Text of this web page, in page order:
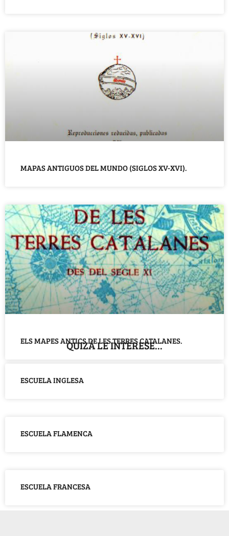
MAPAS ANTIGUOS DEL MUNDO (SIGLOS XV-XVI).
ELS MAPES ANTICS DE LES TERRES CATALANES.
QUIZÁ LE INTERESE...
ESCUELA INGLESA
ESCUELA FLAMENCA
ESCUELA FRANCESA